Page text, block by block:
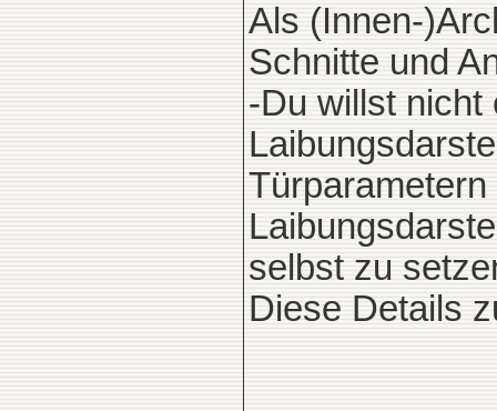
Als (Innen-
Schnitte und
-Du willst nicht
selbst zu
Diese Details